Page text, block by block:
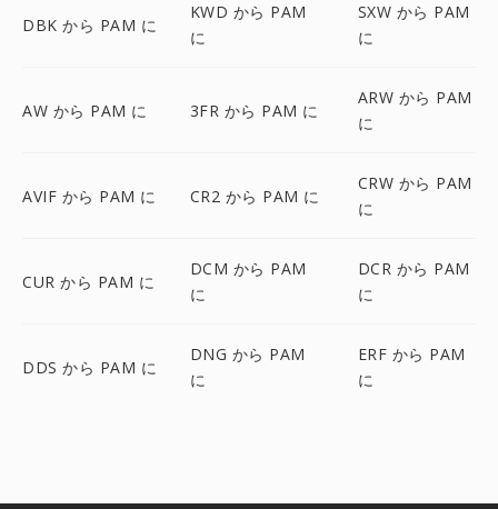
DBK から PAM に
KWD から PAM
に
SXW から PAM
に
AW から PAM に 3FR から PAM に
ARW から PAM
に
AVIF から PAM に CR2 から PAM に
CRW から PAM
に
CUR から PAM に
DCM から PAM
に
DCR から PAM
に
DDS から PAM に
DNG から PAM
に
ERF から PAM
に